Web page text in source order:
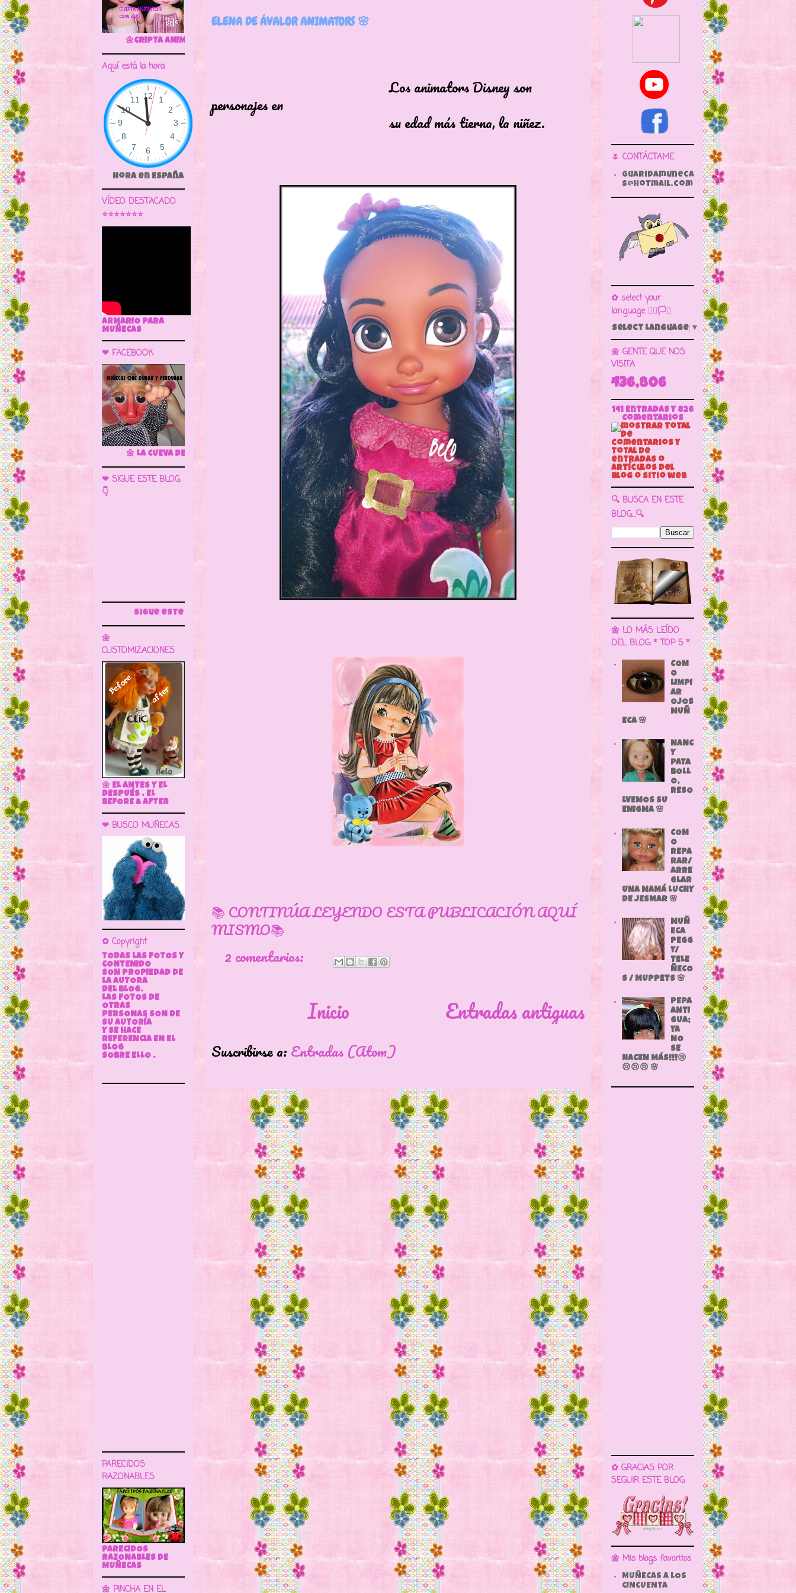
ELENA DE ÁVALOR ANIMATORS 🌸
Los animators Disney son
personajes en
su edad más tierna, la niñez.
📚 CONTINÚA LEYENDO ESTA PUBLICACIÓN AQUÍ
MISMO📚
2 comentarios:
Entradas antiguas
Inicio
Suscribirse a: Entradas (Atom)
🌼CRIPTA ANIMATOR CAVE DOLL
Aquí está la hora
Hora en España
VÍDEO DESTACADO
⭐⭐⭐⭐⭐⭐⭐
ARMARIO PARA
MUÑECAS
❤ FACEBOOK
🌼 LA CUEVA DE LAS MUÑECAS
❤ SIGUE ESTE BLOG
👇
Sigue este blog para más información
🌼
CUSTOMIZACIONES
🌼 EL ANTES Y EL
DESPUÉS . EL
BEFORE & AFTER
❤ BUSCO MUÑECAS
✿ Copyright
TODAS LAS FOTOS Y
CONTENIDO
SON PROPIEDAD DE
LA AUTORA
DEL BLOG.
LAS FOTOS DE
OTRAS
PERSONAS SON DE
SU AUTORÍA
Y SE HACE
REFERENCIA EN EL
BLOG
SOBRE ELLO .
PARECIDOS
RAZONABLES
PARECIDOS
RAZONABLES DE
MUÑECAS
🌼 PINCHA EN EL
🌷 CONTÁCTAME
guaridamuneca
s@hotmail.com
✿ select your
language 🏳️‍🌈🏳️🏁
Select Language ▼
🌼 GENTE QUE NOS
VISITA
436,806
141 Entradas y 826
Comentarios
🔍 BUSCA EN ESTE
BLOG...🔍
🌼 LO MÁS LEÍDO
DEL BLOG * TOP 5 *
COM
O
LIMPI
AR
OJOS
MUÑ
ECA 🌸
NANC
Y
PATA
BOLL
O,
RESO
LVEMOS SU
ENIGMA 🌸
COM
O
REPA
RAR/
ARRE
GLAR
UNA MAMÁ LUCHY
DE JESMAR 🌸
MUÑ
ECA
PEGG
Y/
TELE
ÑECO
S / MUPPETS 🌸
PEPA
ANTI
GUA;
YA
NO
SE
HACEN MÁS!!!😢
😢😢😢 🌸
✿ GRACIAS POR
SEGUIR ESTE BLOG
🌼 Mis blogs favoritos
MUÑECAS A LOS
CINCUENTA